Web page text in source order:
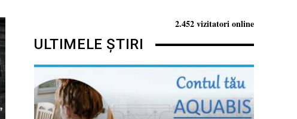
2.452 vizitatori online
ULTIMELE ȘTIRI